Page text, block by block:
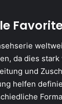
da dies
und
helfen